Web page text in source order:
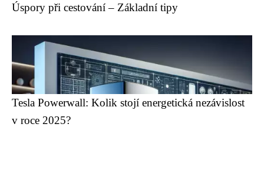
Úspory při cestování – Základní tipy
Tesla Powerwall: Kolik stojí energetická nezávislost
v roce 2025?